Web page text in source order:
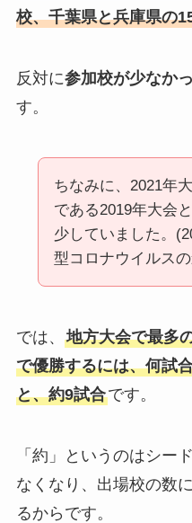
校、千葉県と兵庫県の
反対に参加校が少なか
す。
ちなみに、2021年
である2019年大会
少していました。
型コロナウイルス
では、 地方大会で最多
で優勝するには、何試
と、約9試合です。
「約」というのはシー
なくなり、出場校の数
るからです。